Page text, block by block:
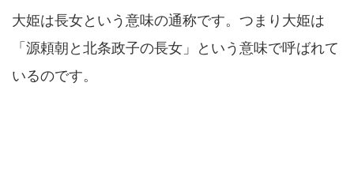
大姫は長女という意味の通称です。つまり大姫は
「源頼朝と北条政子の長女」という意味で呼ばれて
いるのです。